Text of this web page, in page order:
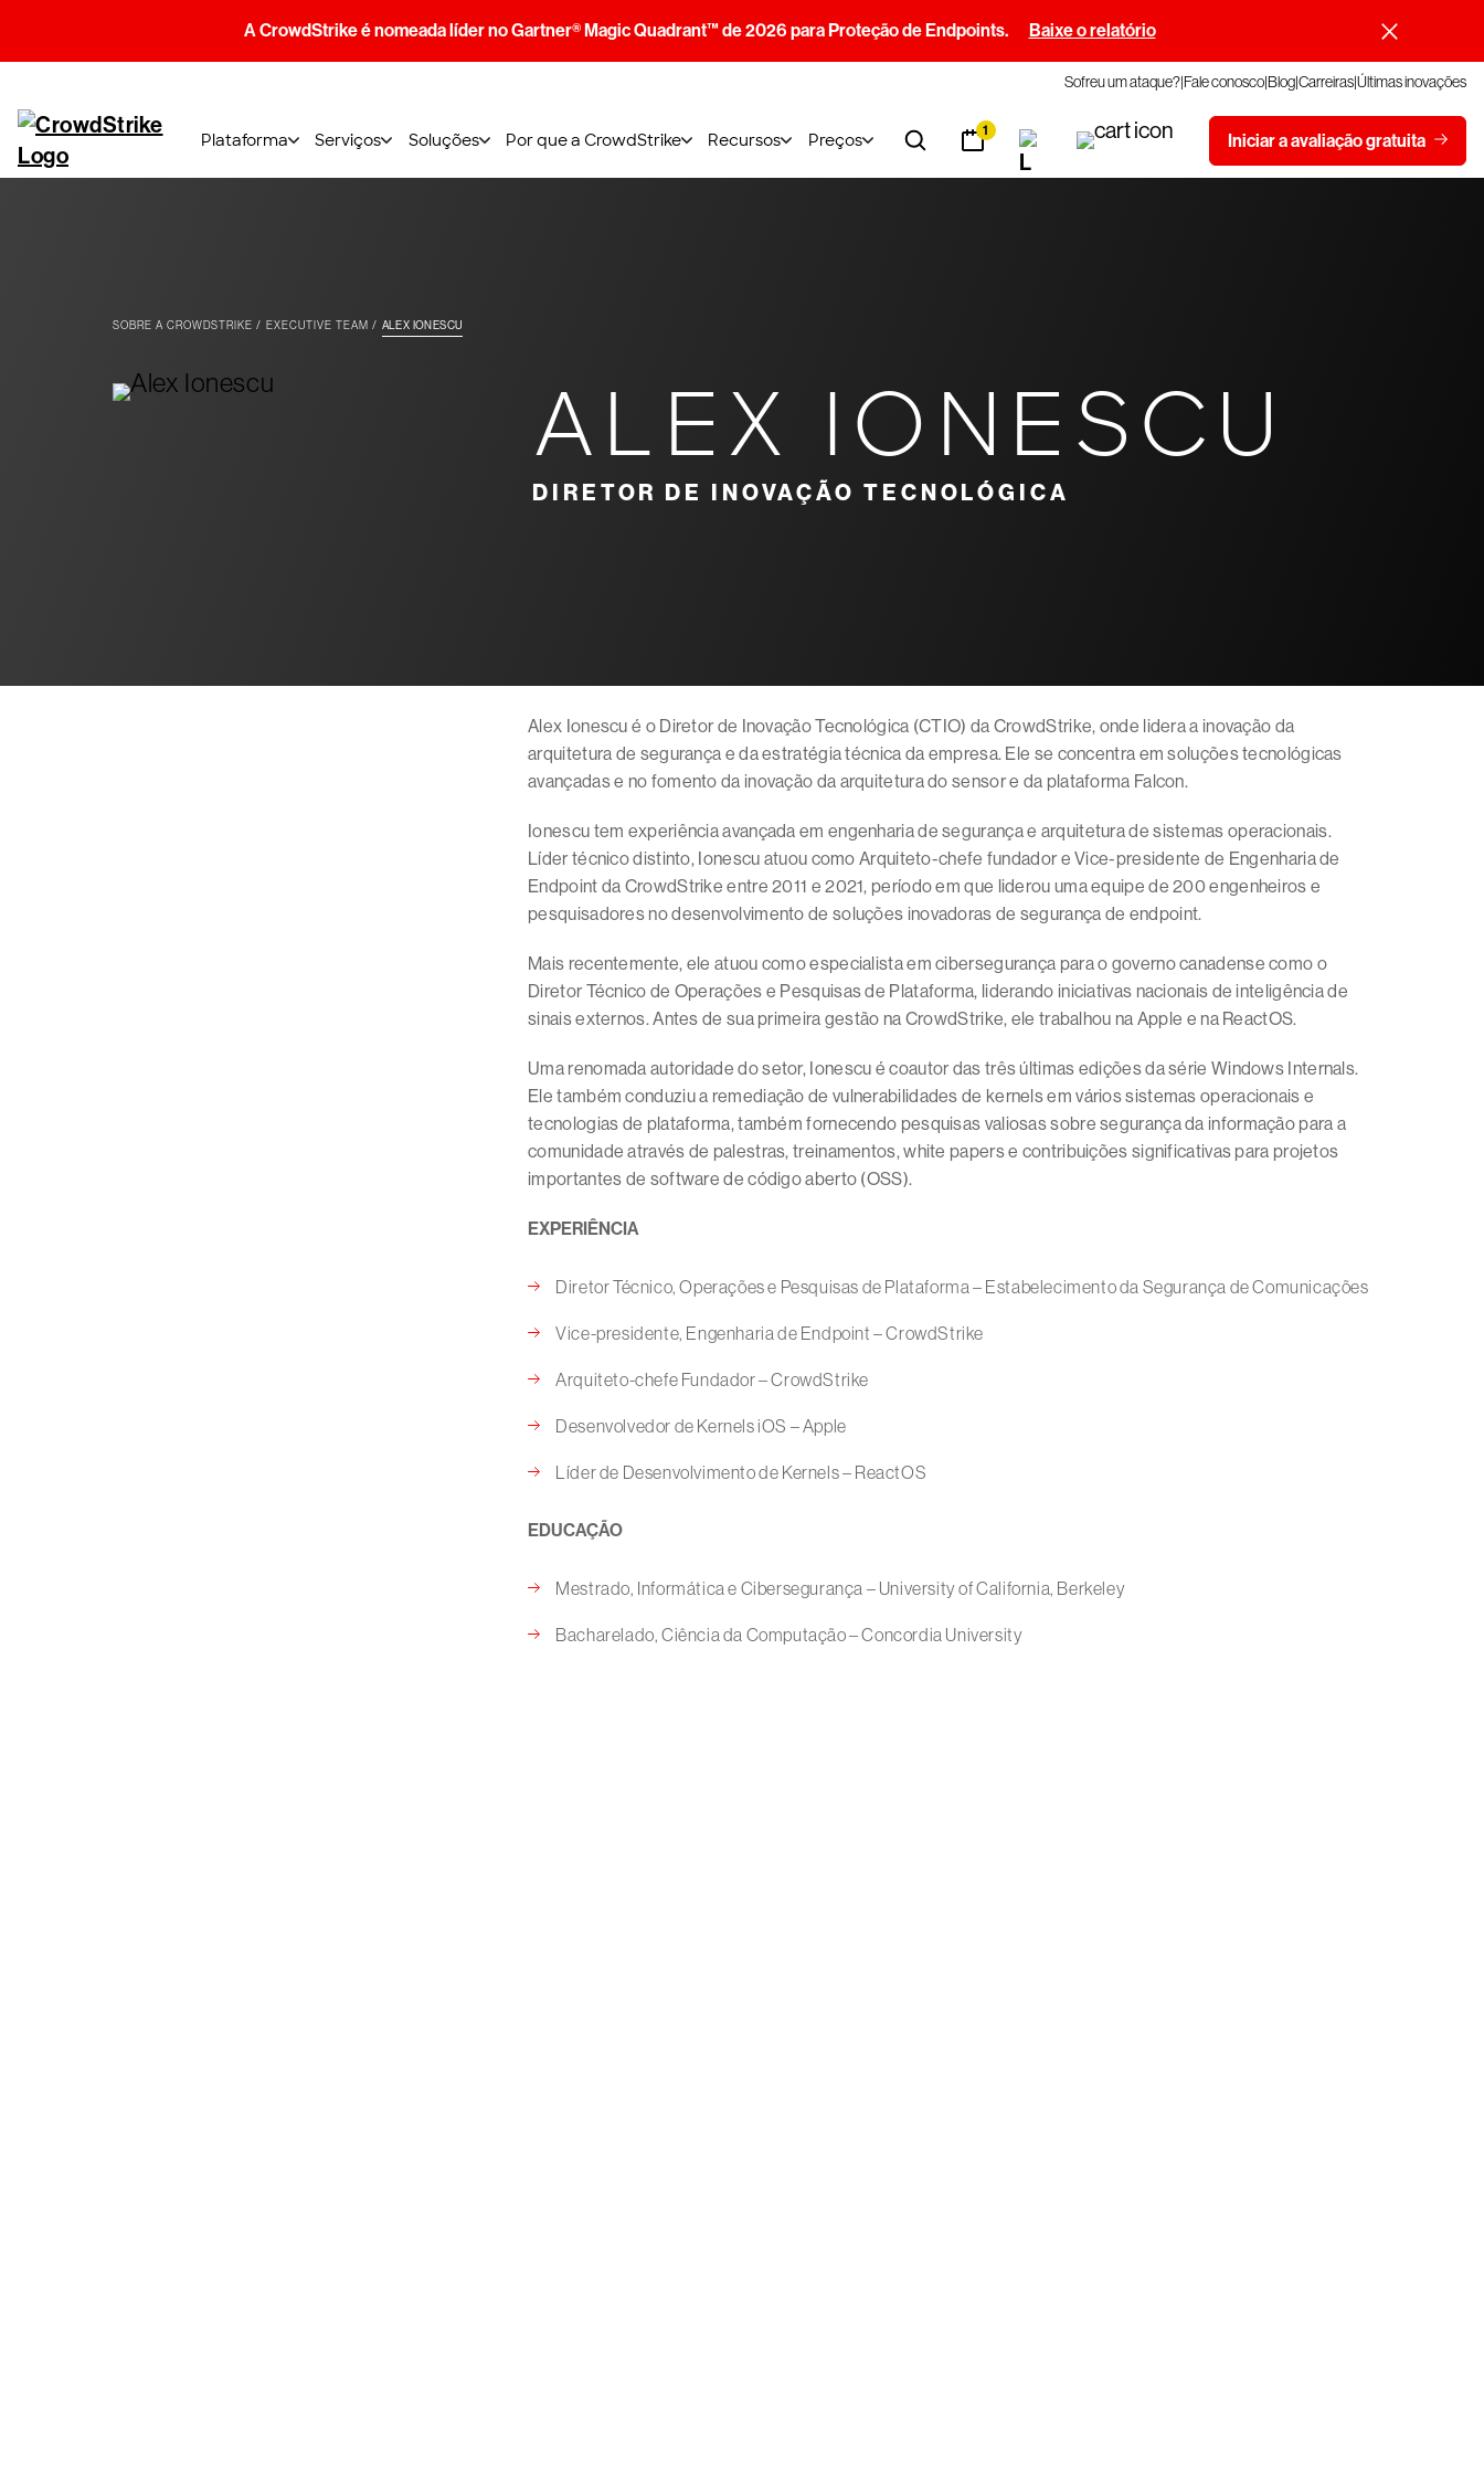
A CrowdStrike é nomeada líder no Gartner® Magic Quadrant™ de 2026 para Proteção de Endpoints. Baixe o relatório
Sofreu um ataque?Fale conoscoBlogCarreirasÚltimas inovações
Plataforma Serviços Soluções Por que a CrowdStrike Recursos Preços 1 Iniciar a avaliação gratuita
SOBRE A CROWDSTRIKE EXECUTIVE TEAM ALEX IONESCU
ALEX IONESCU
DIRETOR DE INOVAÇÃO TECNOLÓGICA
Alex Ionescu é o Diretor de Inovação Tecnológica (CTIO) da CrowdStrike, onde lidera a inovação da
arquitetura de segurança e da estratégia técnica da empresa. Ele se concentra em soluções tecnológicas
avançadas e no fomento da inovação da arquitetura do sensor e da plataforma Falcon.
Ionescu tem experiência avançada em engenharia de segurança e arquitetura de sistemas operacionais.
Líder técnico distinto, Ionescu atuou como Arquiteto-chefe fundador e Vice-presidente de Engenharia de
Endpoint da CrowdStrike entre 2011 e 2021, período em que liderou uma equipe de 200 engenheiros e
pesquisadores no desenvolvimento de soluções inovadoras de segurança de endpoint.
Mais recentemente, ele atuou como especialista em cibersegurança para o governo canadense como o
Diretor Técnico de Operações e Pesquisas de Plataforma, liderando iniciativas nacionais de inteligência de
sinais externos. Antes de sua primeira gestão na CrowdStrike, ele trabalhou na Apple e na ReactOS.
Uma renomada autoridade do setor, Ionescu é coautor das três últimas edições da série Windows Internals.
Ele também conduziu a remediação de vulnerabilidades de kernels em vários sistemas operacionais e
tecnologias de plataforma, também fornecendo pesquisas valiosas sobre segurança da informação para a
comunidade através de palestras, treinamentos, white papers e contribuições significativas para projetos
importantes de software de código aberto (OSS).
EXPERIÊNCIA
Diretor Técnico, Operações e Pesquisas de Plataforma – Estabelecimento da Segurança de Comunicações
Vice-presidente, Engenharia de Endpoint – CrowdStrike
Arquiteto-chefe Fundador – CrowdStrike
Desenvolvedor de Kernels iOS – Apple
Líder de Desenvolvimento de Kernels – ReactOS
EDUCAÇÃO
Mestrado, Informática e Cibersegurança – University of California, Berkeley
Bacharelado, Ciência da Computação – Concordia University